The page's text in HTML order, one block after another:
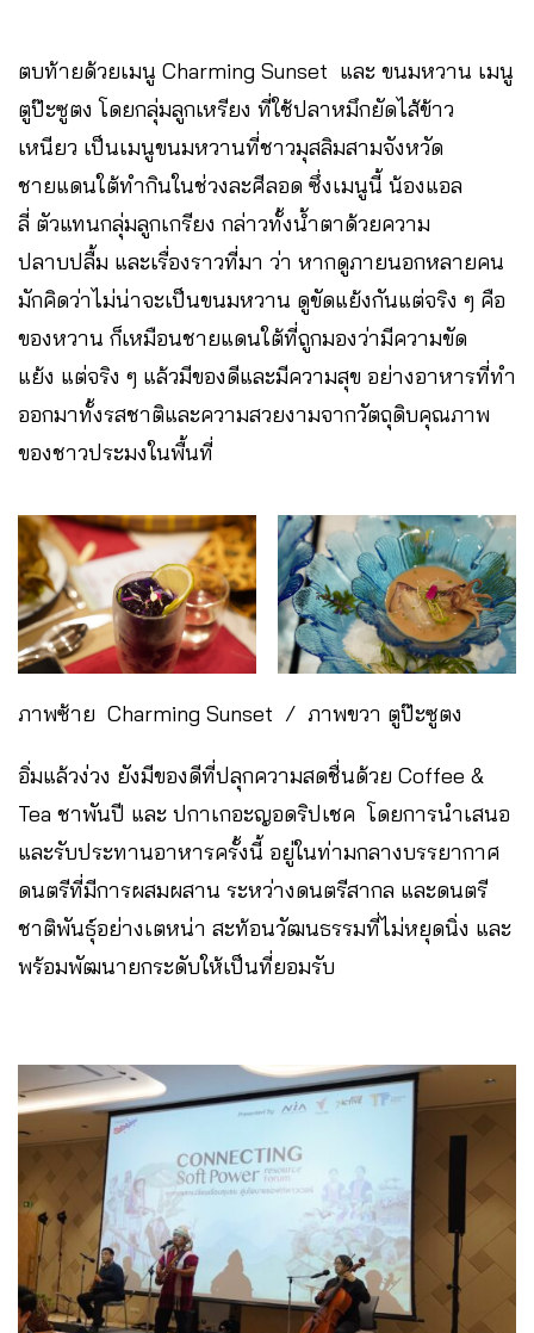
ตบท้ายด้วยเมนู Charming Sunset และ ขนมหวาน เมนู
ตูป๊ะซูตง โดยกลุ่มลูกเหรียง ที่ใช้ปลาหมึกยัดไส้ข้าว
เหนียว เป็นเมนูขนมหวานที่ชาวมุสลิมสามจังหวัด
ชายแดนใต้ทำกินในช่วงละศีลอด ซึ่งเมนูนี้ น้องแอล
ลี่ ตัวแทนกลุ่มลูกเกรียง กล่าวทั้งน้ำตาด้วยความ
ปลาบปลื้ม และเรื่องราวที่มา ว่า หากดูภายนอกหลายคน
มักคิดว่าไม่น่าจะเป็นขนมหวาน ดูขัดแย้งกันแต่จริง ๆ คือ
ของหวาน ก็เหมือนชายแดนใต้ที่ถูกมองว่ามีความขัด
แย้ง แต่จริง ๆ แล้วมีของดีและมีความสุข อย่างอาหารที่ทำ
ออกมาทั้งรสชาติและความสวยงามจากวัตถุดิบคุณภาพ
ของชาวประมงในพื้นที่
ภาพซ้าย Charming Sunset / ภาพขวา ตูป๊ะซูตง
อิ่มแล้วง่วง ยังมีของดีที่ปลุกความสดชื่นด้วย Coffee &
Tea ชาพันปี และ ปกาเกอะญอดริปเชค โดยการนำเสนอ
และรับประทานอาหารครั้งนี้ อยู่ในท่ามกลางบรรยากาศ
ดนตรีที่มีการผสมผสาน ระหว่างดนตรีสากล และดนตรี
ชาติพันธุ์อย่างเตหน่า สะท้อนวัฒนธรรมที่ไม่หยุดนิ่ง และ
พร้อมพัฒนายกระดับให้เป็นที่ยอมรับ